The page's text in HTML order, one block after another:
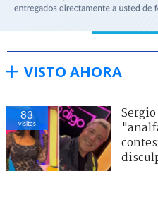
VISTO AHORA
83
visitas